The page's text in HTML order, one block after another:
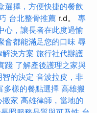
選擇，方便快捷的餐飲
台北整骨推薦 r.d。 專
心，讓長者在此度過愉
會都能滿足您的口味 尋
決方案 旅行社代辦護
踐 了解產後護理之家與
智的決定 音波拉皮，非
樣的餐點選擇 高雄搬
搬家 高雄律師，當地的